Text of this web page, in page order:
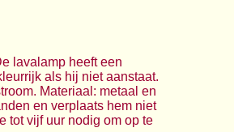
lavalamp heeft een
als hij niet aanstaat.
Materiaal: metaal en
en verplaats hem niet
tot vijf uur nodig om op te